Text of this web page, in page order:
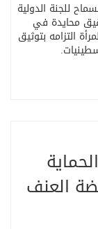
للجنة الدولية
محايدة في
التزامه بتوثيق
.
العنف